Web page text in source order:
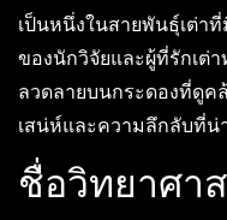
เป็นหนึ่งในสายพันธุ์เต่า
ของนักวิจัยและผู้ที่รักเต่
ลวดลายบนกระดองที่ดูค
เสน่ห์และความลึกลับที่น่
ชื่อวิทยาศา